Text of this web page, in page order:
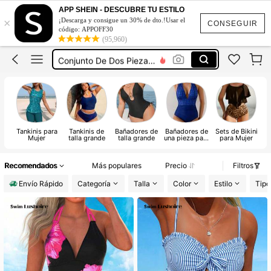
CONSEGUIR
×
APP SHEIN - DESCUBRE TU ESTILO
¡Descarga y consigue un 30% de dto.!Usar el
código: APPOFF30
(95,960)
Vestidos Elegantes Para Fiesta De Gala
Vestidos Elegantes De Mujer
Blusas Bonitas De Mujer
Vestidos Elegantes Para Fiesta De Gala
Vestidos Elegantes De Mujer
Tankinis para
Mujer
Tankinis de
talla grande
Bañadores de
talla grande
Bañadores de
una pieza para
Sets de Bikini
para Mujer
Recomendados Más populares Precio
Filtros
Envío Rápido
Categoría Talla Color Estilo